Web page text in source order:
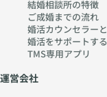
結婚相談所の特徴
ご成婚までの流れ
婚活カウンセラー
婚活をサポートする
TMS専用アプリ
運営会社